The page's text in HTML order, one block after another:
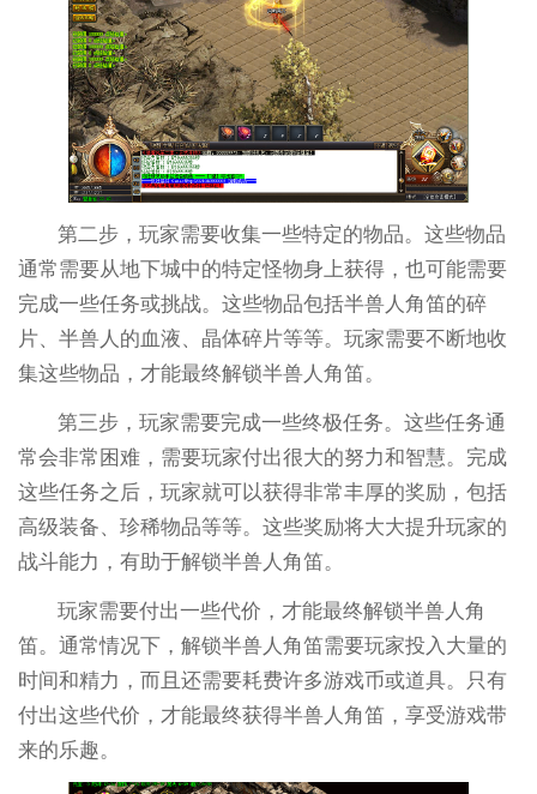
第二步，玩家需要收集一些特定的物品。这些物品
通常需要从地下城中的特定怪物身上获得，也可能需要
完成一些任务或挑战。这些物品包括半兽人角笛的碎
片、半兽人的血液、晶体碎片等等。玩家需要不断地收
集这些物品，才能最终解锁半兽人角笛。
第三步，玩家需要完成一些终极任务。这些任务通
常会非常困难，需要玩家付出很大的努力和智慧。完成
这些任务之后，玩家就可以获得非常丰厚的奖励，包括
高级装备、珍稀物品等等。这些奖励将大大提升玩家的
战斗能力，有助于解锁半兽人角笛。
玩家需要付出一些代价，才能最终解锁半兽人角
笛。通常情况下，解锁半兽人角笛需要玩家投入大量的
时间和精力，而且还需要耗费许多游戏币或道具。只有
付出这些代价，才能最终获得半兽人角笛，享受游戏带
来的乐趣。